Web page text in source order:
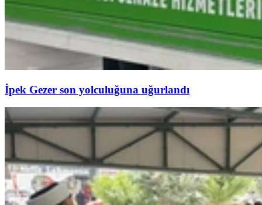
İpek Gezer son yolculuğuna uğurlandı